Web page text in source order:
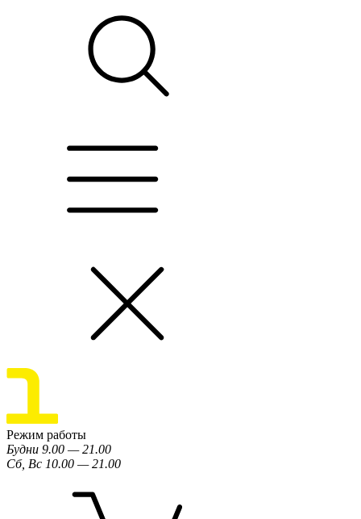
Режим работы
Будни 9.00 — 21.00
Сб, Вс 10.00 — 21.00